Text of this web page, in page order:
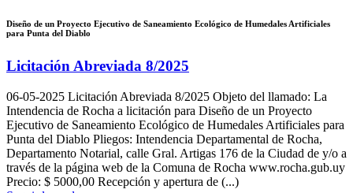
Diseño de un Proyecto Ejecutivo de Saneamiento Ecológico de Humedales Artificiales
para Punta del Diablo
Licitación Abreviada 8/2025
06-05-2025 Licitación Abreviada 8/2025 Objeto del llamado: La
Intendencia de Rocha a licitación para Diseño de un Proyecto
Ejecutivo de Saneamiento Ecológico de Humedales Artificiales para
Punta del Diablo Pliegos: Intendencia Departamental de Rocha,
Departamento Notarial, calle Gral. Artigas 176 de la Ciudad de y/o a
través de la página web de la Comuna de Rocha www.rocha.gub.uy
Precio: $ 5000,00 Recepción y apertura de (...)